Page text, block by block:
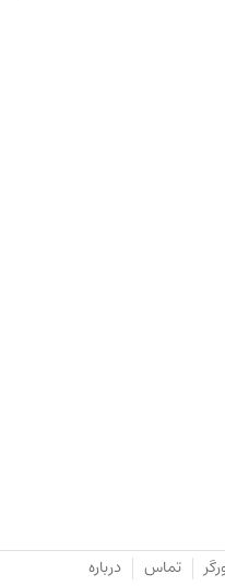
تماس درباره